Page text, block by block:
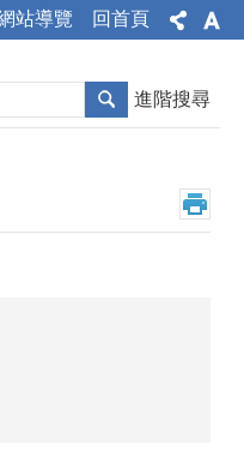
站導覽 回首頁
進階搜尋